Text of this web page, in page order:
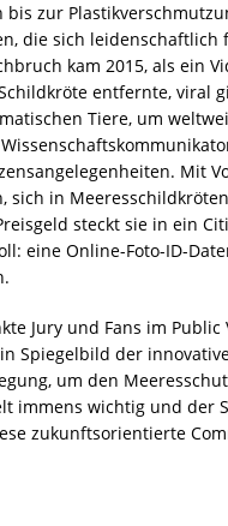
bis zur
die sich leidenschaftlich
kam 2015, als ein
entfernte, viral
Tiere, um
Mit
sich in
steckt sie in ein
eine Online-Foto-ID-
Jury und Fans im
Spiegelbild der
um den
immens wichtig und der
zukunftsorientierte